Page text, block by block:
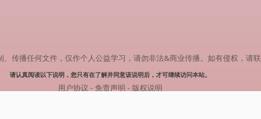
传播任何文件，仅作个人公益学习，请勿非法&商业传播。如有侵权，请
请认真阅读以下说明，您只有在了解并同意该说明后，才可继续访问本站。
用户协议 - 免责声明 - 版权说明